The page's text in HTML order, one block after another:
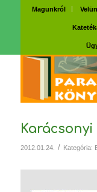
Magunkról
2012.01.24. / Kategória: